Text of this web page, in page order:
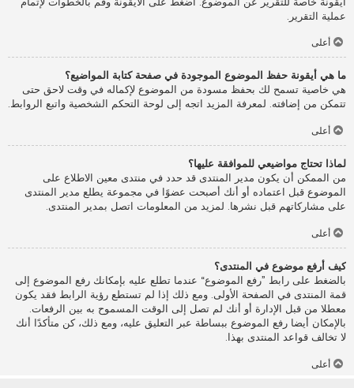
عملية التقرير.
أعلى
ما هي أيقونة حفظ الموضوع الموجودة في صفحة كتابة المواضيع؟
هي خاصية تسمح لك بحفظ مسودة من الموضوع لإكماله في وقت لاحق حتى
تتمكن من إضافته. لمعرفة المزيد اتجه إلى لوحة التحكم الشخصية واتبع الروابط.
أعلى
لماذا تحتاج مواضيعي للموافقة عليها؟
من الممكن أن يكون مدير المنتدى قد حدد في منتدى معين الاطلاع على
الموضوع قبل اعتماده أو أنك أصبحت عضوًا في مجموعة يطلع مدير المنتدى
على مشاركاتهم قبل نشرها. لمزيد من المعلومات اتصل بمدير المنتدى.
أعلى
كيف أرفع موضوع في المنتدى؟
بالضغط على رابط ”رفع الموضوع“ عندما تطلع عليه بإمكانك رفع الموضوع إلى
قمة المنتدى في الصفحة الأولى. ومع ذلك إذا لم تستطع رؤية الرابط فقد يكون
معطلا من قبل الإدارة أو أنك لم تصل إلى الوقت المسموح به بين الرفعات.
بالإمكان أيضا رفع الموضوع ببساطة عبر التعليق عليه، ومع ذلك، كن متأكدًا أنك
لا تخالف قواعد المنتدى بهذا.
أعلى